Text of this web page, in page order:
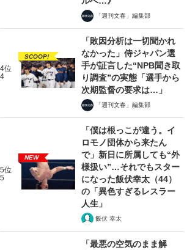
「週刊文春」編集部
4位
4
SCOOP!
「敗因分析は一切聞かれ
なかった」侍ジャパン選
手が証言した“NPB聞き取
り調査”の実態「選手から
次期監督の要求は…」
「週刊文春」編集部
5位
5
NEW
「僕は根っこが違う。イ
ロモノ団体から来たん
で」新日に所属しても“外
様扱い”…それでもスター
になった飯伏幸太（44）
の「異色すぎるレスラー
人生」
飯伏 幸太
「最悪の空気のまま解